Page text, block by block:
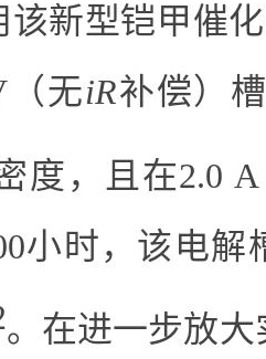
该新型铠甲催
（无iR补偿）
度，且在2.0 A
小时，该电解
。在进一步放